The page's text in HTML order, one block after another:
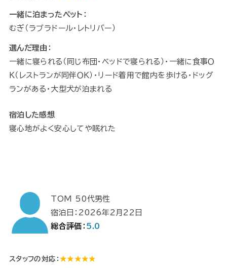
一緒に泊まったペット：
むぎ（ラブラドール・レトリバー）
選んだ理由：
一緒に寝られる（同じ布団・ベッドで寝られる）・一緒に食事Ｏ
Ｋ（レストランが同伴ＯＫ）・リード着用で館内を歩ける・ドッグ
ランがある・大型犬が泊まれる
宿泊した感想
寝心地がよく安心してや眠れた
TOM 50代男性
宿泊日：2026年2月22日
総合評価： 5.0
スタッフの対応： ★★★★★